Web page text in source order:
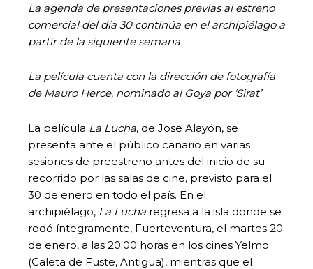
La agenda de presentaciones previas al estreno
comercial del día 30 continúa en el archipiélago a
partir de la siguiente semana
La película cuenta con la dirección de fotografía
de Mauro Herce, nominado al Goya por ‘Sirat’
La película La Lucha, de Jose Alayón, se
presenta ante el público canario en varias
sesiones de preestreno antes del inicio de su
recorrido por las salas de cine, previsto para el
30 de enero en todo el país. En el
archipiélago, La Lucha regresa a la isla donde se
rodó íntegramente, Fuerteventura, el martes 20
de enero, a las 20.00 horas en los cines Yelmo
(Caleta de Fuste, Antigua), mientras que el